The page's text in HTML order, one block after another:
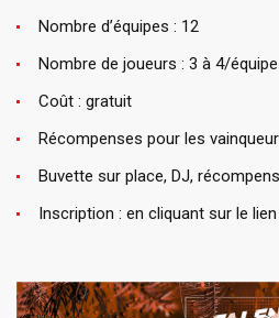
Nombre d’équipes : 12
Nombre de joueurs : 3 à 4/équipe
Coût : gratuit
Récompenses pour les
Buvette sur place, DJ,
Inscription : en cliquant sur le